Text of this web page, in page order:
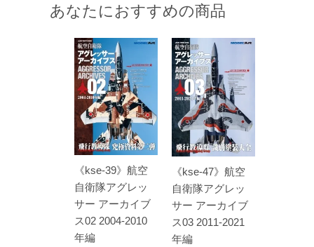
あなたにおすすめの商品
《kse-39》航空
自衛隊アグレッ
サー アーカイブ
ス02 2004-2010
年編
《kse-47》航空
自衛隊アグレッ
サー アーカイブ
ス03 2011-2021
年編